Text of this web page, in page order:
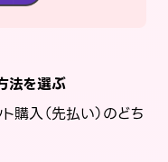
法を選ぶ
購入（先払い）のどち